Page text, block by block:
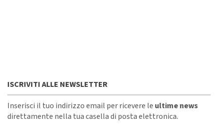
ISCRIVITI ALLE NEWSLETTER
Inserisci il tuo indirizzo email per ricevere le ultime news
direttamente nella tua casella di posta elettronica.